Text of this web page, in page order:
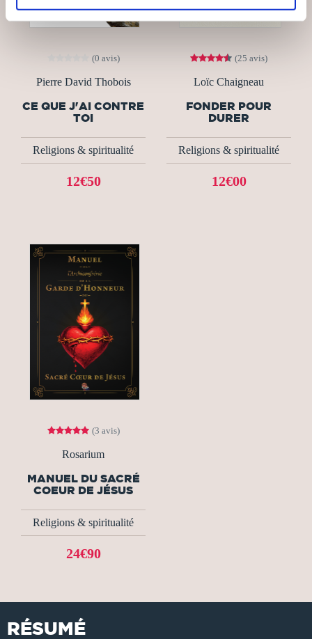
(0 avis)
Pierre David Thobois
CE QUE J'AI CONTRE
TOI
Religions & spiritualité
12€50
(25 avis)
Loïc Chaigneau
FONDER POUR
DURER
Religions & spiritualité
12€00
(3 avis)
Rosarium
MANUEL DU SACRÉ
COEUR DE JÉSUS
Religions & spiritualité
24€90
RÉSUMÉ